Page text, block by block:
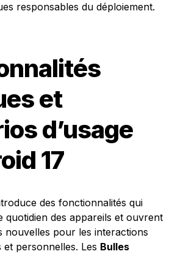
responsables du déploiement.
et
d’usage
17
des fonctionnalités qui
quotidien des appareils et ouvrent
nouvelles pour les interactions
personnelles. Les Bulles